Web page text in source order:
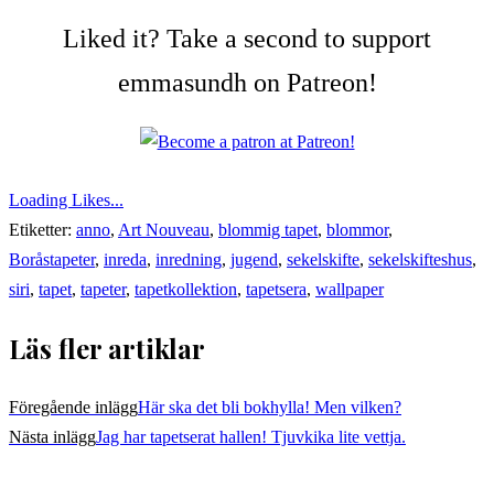
Liked it? Take a second to support
emmasundh on Patreon!
Loading Likes...
Etiketter: anno, Art Nouveau, blommig tapet, blommor,
Boråstapeter, inreda, inredning, jugend, sekelskifte, sekelskifteshus,
siri, tapet, tapeter, tapetkollektion, tapetsera, wallpaper
Läs fler artiklar
Föregående inläggHär ska det bli bokhylla! Men vilken?
Nästa inläggJag har tapetserat hallen! Tjuvkika lite vettja.